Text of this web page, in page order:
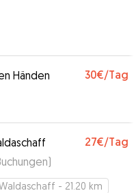
Händen 30€/Tag
27€/Tag
)
- 21.20 km